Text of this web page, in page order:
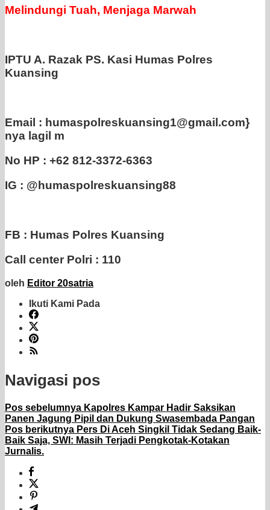
Melindungi Tuah, Menjaga Marwah
IPTU A. Razak PS. Kasi Humas Polres
Kuansing
Email : humaspolreskuansing1@gmail.com}
nya lagil m
No HP : +62 812-3372-6363
IG : @humaspolreskuansing88
FB : Humas Polres Kuansing
Call center Polri : 110
oleh Editor 20satria
Ikuti Kami Pada
Navigasi pos
Pos sebelumnya Kapolres Kampar Hadir Saksikan
Panen Jagung Pipil dan Dukung Swasembada Pangan
Pos berikutnya Pers Di Aceh Singkil Tidak Sedang Baik-
Baik Saja, SWI: Masih Terjadi Pengkotak-Kotakan
Jurnalis.